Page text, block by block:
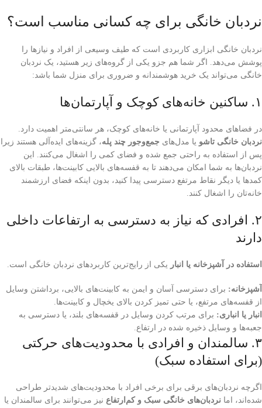
نردبان خانگی برای چه کسانی مناسب است؟
نردبان خانگی ابزاری کاربردی است که طیف وسیعی از افراد و نیازها را
پوشش می‌دهد. اگر شما هم جزو یکی از گروه‌های زیر هستید، یک نردبان
خانگی می‌تواند یک خرید هوشمندانه و ضروری برای منزل شما باشد:
۱. ساکنین خانه‌های کوچک و آپارتمان‌ها
در فضاهای محدود آپارتمانی یا خانه‌های کوچک، هر سانتی‌متر اهمیت دارد.
نردبان خانگی تاشو یا مدل‌های جمع‌وجور چند پله، گزینه‌های ایده‌آلی هستند زیرا
پس از استفاده به راحتی جمع شده و فضای کمی را اشغال می‌کنند. این
نردبان‌ها به شما امکان می‌دهند تا به قفسه‌های بالایی کابینت‌ها، طبقات بالای
کمدها یا دیگر نقاط مرتفع دسترسی پیدا کنید، بدون اینکه فضای ارزشمند
خانه‌تان را اشغال کنند.
۲. افرادی که نیاز به دسترسی به ارتفاعات داخلی
دارند
استفاده در آشپزخانه یا انبار یکی از رایج‌ترین کاربردهای نردبان خانگی است.
آشپزخانه: برای دسترسی آسان و ایمن به کابینت‌های بالایی، برداشتن وسایل
از قفسه‌های مرتفع، یا حتی تمیز کردن بالای یخچال و کابینت‌ها.
انبار یا انباری: برای مرتب کردن وسایل در قفسه‌های بلند، یا دسترسی به
جعبه‌ها و وسایل ذخیره شده در ارتفاع.
۳. سالمندان و افرادی با محدودیت‌های حرکتی
(برای استفاده سبک)
اگرچه نردبان‌های برقی برای برخی افراد با محدودیت‌های شدیدتر طراحی
شده‌اند، اما نردبان‌های خانگی سبک و کم‌ارتفاع نیز می‌توانند برای سالمندان یا